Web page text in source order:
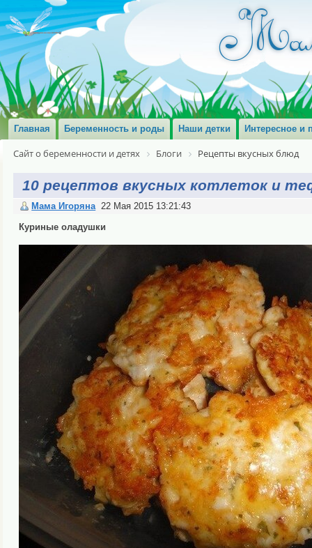
Главная Беременность и роды Наши детки Интересное и
Сайт о беременности и детях Блоги Рецепты вкусных блюд
10 рецептов вкусных котлеток и
Мама Игоряна 22 Мая 2015 13:21:43
Куриные оладушки